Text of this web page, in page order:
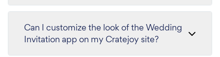
Can I customize the look of the Wedding
Invitation app on my Cratejoy site?